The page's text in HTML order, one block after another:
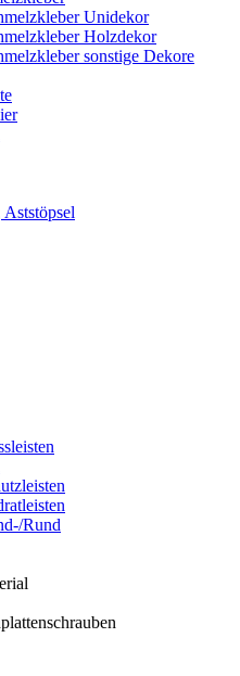
Unidekor
Holzdekor
sonstige Dekore
Rund